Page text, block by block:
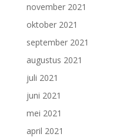
november 2021
oktober 2021
september 2021
augustus 2021
juli 2021
juni 2021
mei 2021
april 2021